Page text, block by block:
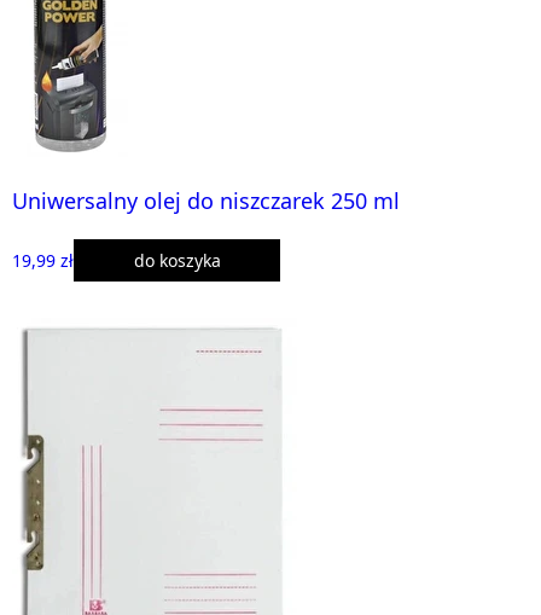
Uniwersalny olej do niszczarek 250 ml
19,99 zł do koszyka